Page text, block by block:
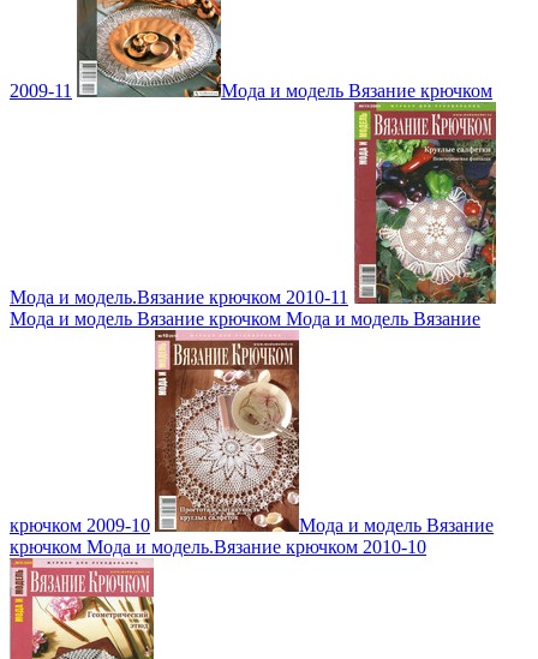
2009-11 Мода и модель Вязание крючком
Мода и модель.Вязание крючком 2010-11
Мода и модель Вязание крючком Мода и модель Вязание
крючком 2009-10
Мода и модель Вязание
крючком Мода и модель.Вязание крючком 2010-10